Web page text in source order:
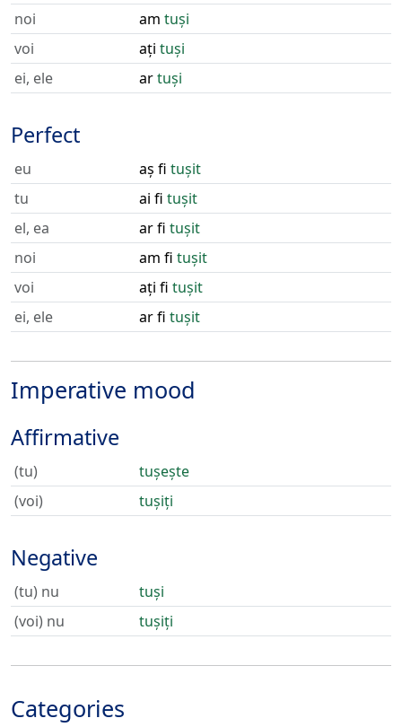
noi
am tuși
voi
ați tuși
ei, ele
artuși
Perfect
eu aș fi tușit
tu
ai fi tușit
el, ea
ar fi tușit
noi
am fi tușit
voi
ați fi tușit
ei, ele
ar fi tușit
Imperative mood
Affirmative
(tu)
tușește
(voi)
tușiți
Negative
(tu) nu
tuși
(voi) nu
tușiți
Categories